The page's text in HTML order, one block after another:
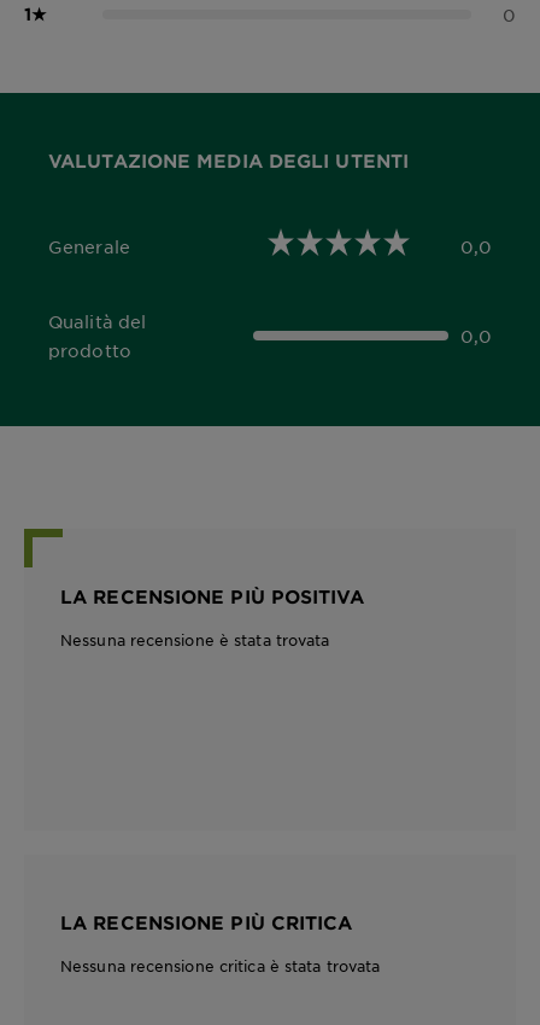
1★ 0
VALUTAZIONE MEDIA DEGLI UTENTI
Generale
0,0 out of 5 stars 0,0
Qualità del
prodotto
0,0 out of 5 stars 0,0
LA RECENSIONE PIÙ POSITIVA
Nessuna recensione è stata trovata
LA RECENSIONE PIÙ CRITICA
Nessuna recensione critica è stata trovata